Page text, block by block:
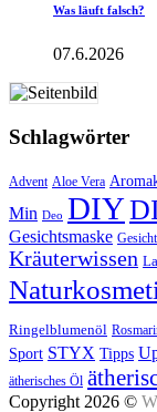
Was läuft falsch?
07.6.2026
Schlagwörter
Advent Aloe Vera
Min Deo DIY
Gesichtsmaske
Kräuterwissen
Ringelblumenöl
Sport STYX Tipps
ätherisches Öl
Copyright 2026 ©